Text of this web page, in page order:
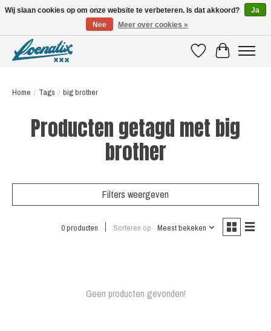
VerlanglijstWinkelwagen
Home / Tags / big brother
Producten getagd met big
brother
Filters weergeven
0 producten Sorteren op Meest bekeken
Geen producten gevonden!
Wij slaan cookies op om onze website te verbeteren. Is dat akkoord?
Ja
Nee
Meer over cookies »